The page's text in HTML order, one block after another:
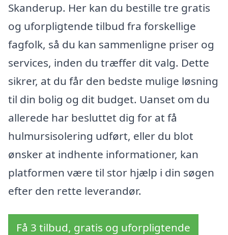
Skanderup. Her kan du bestille tre gratis
og uforpligtende tilbud fra forskellige
fagfolk, så du kan sammenligne priser og
services, inden du træffer dit valg. Dette
sikrer, at du får den bedste mulige løsning
til din bolig og dit budget. Uanset om du
allerede har besluttet dig for at få
hulmursisolering udført, eller du blot
ønsker at indhente informationer, kan
platformen være til stor hjælp i din søgen
efter den rette leverandør.
Få 3 tilbud, gratis og uforpligtende